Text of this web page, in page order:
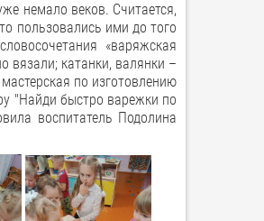
немало веков. Считается,
пользовались ими до того
«варяжская
вязали; катанки, валянки –
по изготовлению
"Найди быстро варежки по
воспитатель Подолина